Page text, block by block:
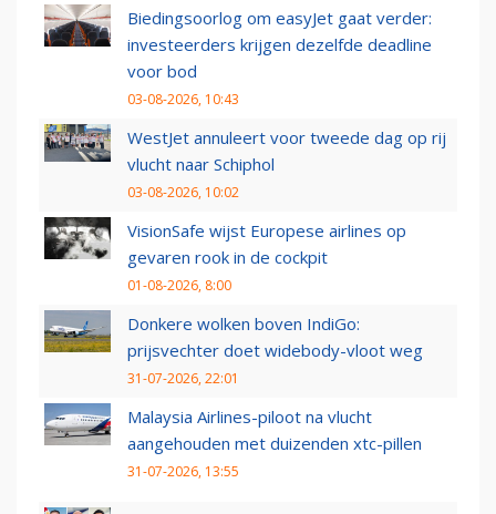
Biedingsoorlog om easyJet gaat verder:
investeerders krijgen dezelfde deadline
voor bod
03-08-2026, 10:43
WestJet annuleert voor tweede dag op rij
vlucht naar Schiphol
03-08-2026, 10:02
VisionSafe wijst Europese airlines op
gevaren rook in de cockpit
01-08-2026, 8:00
Donkere wolken boven IndiGo:
prijsvechter doet widebody-vloot weg
31-07-2026, 22:01
Malaysia Airlines-piloot na vlucht
aangehouden met duizenden xtc-pillen
31-07-2026, 13:55